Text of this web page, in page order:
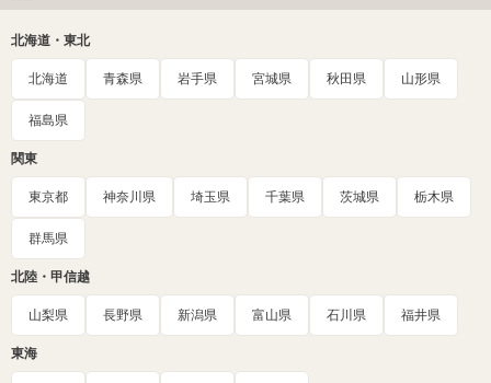
北海道・東北
北海道 青森県 岩手県 宮城県 秋田県 山形県
福島県
関東
東京都 神奈川県 埼玉県 千葉県 茨城県 栃木県
群馬県
北陸・甲信越
山梨県 長野県 新潟県 富山県 石川県 福井県
東海